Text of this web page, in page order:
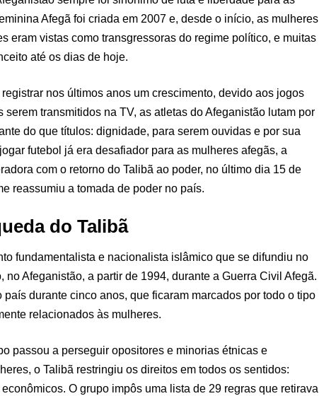
Afegã foi criada em 2007 e, desde o início, as mulheres
eram vistas como transgressoras do regime político, e muitas
até os dias de hoje.
nos últimos anos um crescimento, devido aos jogos
serem transmitidos na TV, as atletas do Afeganistão lutam por
do que títulos: dignidade, para serem ouvidas e por sua
futebol já era desafiador para as mulheres afegãs, a
com o retorno do Talibã ao poder, no último dia 15 de
reassumiu a tomada de poder no país.
do Talibã
fundamentalista e nacionalista islâmico que se difundiu no
no Afeganistão, a partir de 1994, durante a Guerra Civil Afegã.
país durante cinco anos, que ficaram marcados por todo o tipo
relacionados às mulheres.
passou a perseguir opositores e minorias étnicas e
o Talibã restringiu os direitos em todos os sentidos:
O grupo impôs uma lista de 29 regras que retirava